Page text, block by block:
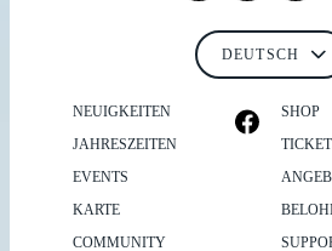
NEUIGKEITEN
JAHRESZEITEN
EVENTS
KARTE
COMMUNITY
SHOP